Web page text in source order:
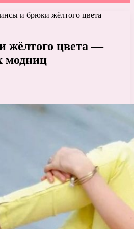
и брюки жёлтого цвета —
жёлтого цвета —
модниц